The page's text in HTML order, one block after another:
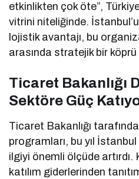
etkinlikten çok öte”,
vitrini niteliğinde.
lojistik avantajı, bu
arasında stratejik bir
Ticaret Bakanlığı
Sektöre Güç
Ticaret Bakanlığı
programları, bu yıl
ilgiyi önemli ölçüde artırdı.
katılım giderlerinden